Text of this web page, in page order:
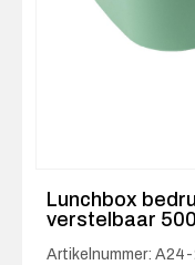
Lunchbox
verstelbaar
Artikelnummer: